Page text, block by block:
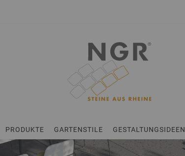
PRODUKTE GARTENSTILE GESTALTUNGSIDEEN